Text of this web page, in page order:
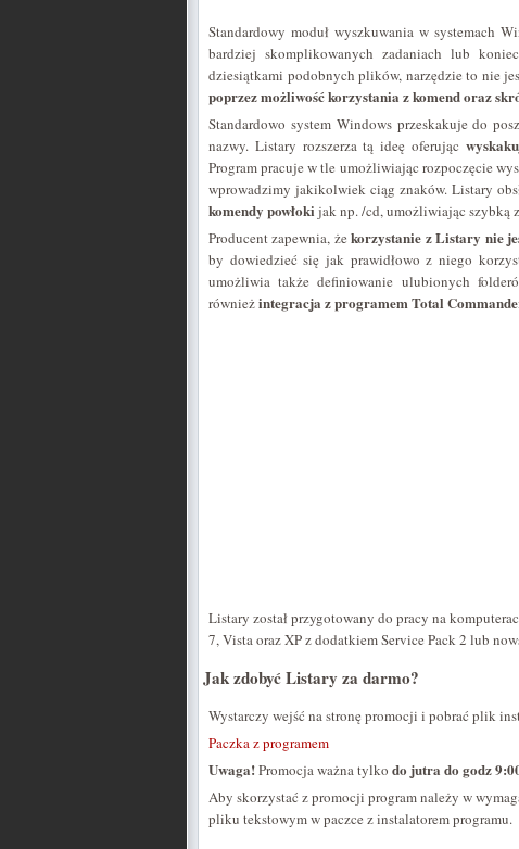
Standardowy moduł wyszkuwania w systemach
bardziej skomplikowanych zadaniach lub
dziesiątkami podobnych plików, narzędzie to nie
poprzez możliwość korzystania z komend oraz
Standardowo system Windows przeskakuje do
nazwy. Listary rozszerza tą ideę oferując
Program pracuje w tle umożliwiając rozpoczęcie
wprowadzimy jakikolwiek ciąg znaków. Listary
komendy powłoki jak np. /cd, umożliwiając szybką
Producent zapewnia, żekorzystanie z Listary nie
by dowiedzieć się jak prawidłowo z niego
umożliwia także definiowanie ulubionych
równieżintegracja z programem Total
Listary został przygotowany do pracy na
7, Vista oraz XP z dodatkiem Service Pack 2 lub
Jak zdobyć Listary za darmo?
Wystarczy wejść na stronę promocji i pobrać plik
Paczka z programem
Uwaga!Promocja ważna tylko do jutra do godz
Aby skorzystać z promocji program należy w
pliku tekstowym w paczce z instalatorem programu.